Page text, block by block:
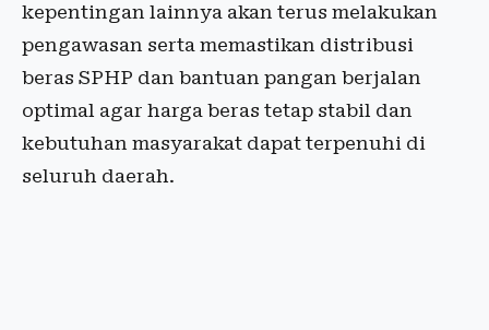
kepentingan lainnya akan terus melakukan
pengawasan serta memastikan distribusi
beras SPHP dan bantuan pangan berjalan
optimal agar harga beras tetap stabil dan
kebutuhan masyarakat dapat terpenuhi di
seluruh daerah.